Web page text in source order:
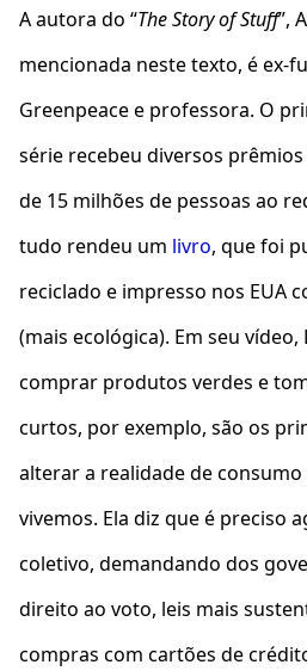
A autora do “The Story of Stuff”,
mencionada neste texto, é ex-
Greenpeace e professora. O
série recebeu diversos
de 15 milhões de pessoas ao
tudo rendeu um livro, que foi
reciclado e impresso nos EUA
(mais ecológica). Em seu
comprar produtos verdes e
curtos, por exemplo, são os
alterar a realidade de
vivemos. Ela diz que é preciso
coletivo, demandando dos
direito ao voto, leis mais
compras com cartões de